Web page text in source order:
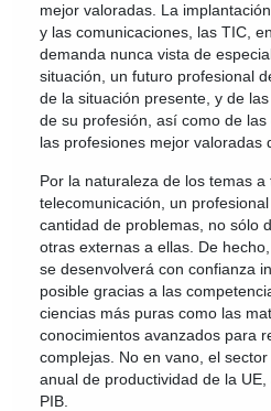
mejor valoradas. La
y las comunicaciones, las TIC,
demanda nunca vista de
situación, un futuro profesional
de la situación presente, y de
de su profesión, así como de
las profesiones mejor valoradas
Por la naturaleza de los temas
telecomunicación, un
cantidad de problemas, no sólo
otras externas a ellas. De
se desenvolverá con confianza
posible gracias a las
ciencias más puras como las
conocimientos avanzados para
complejas. No en vano, el
anual de productividad de la
PIB.